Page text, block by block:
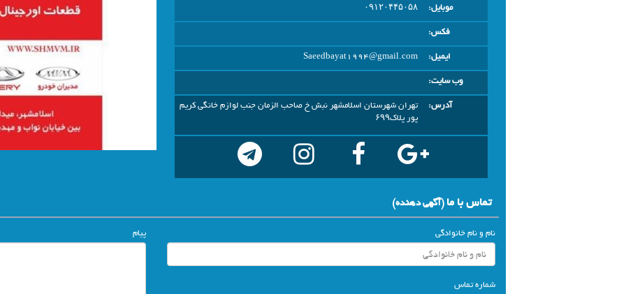
موبایل:
۰۹۱۲۰۴۴۵۰۵۸
فکس:
ایمیل:
Saeedbayat1994@gmail.com
وب سایت:
آدرس:
تهران شهرستان اسلامشهر نبش خ صاحب الزمان جنب لوازم خانگی کریم
پور پلاک۶۹۹
تماس با ما(آگهي دهنده)
نام و نام خانوادگی
شماره تماس
پیام